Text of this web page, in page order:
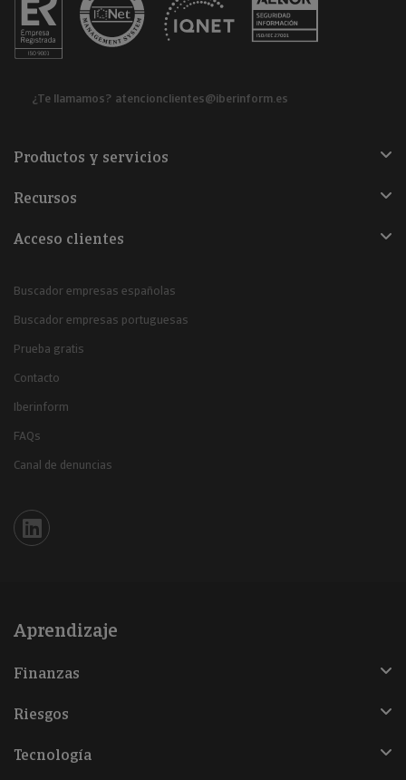
¿Te llamamos? atencionclientes@iberinform.es
Productos y servicios
Recursos
Acceso clientes
Buscador empresas españolas
Buscador empresas portuguesas
Prueba gratis
Contacto
Iberinform
FAQs
Canal de denuncias
Iberinform en Linkedin
Aprendizaje
Finanzas
Riesgos
Tecnología